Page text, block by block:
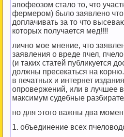
апофеозом стало то, что
фермером) было заявлено
доплачивать за то что
которых получается мед!!!!
лично мое мнение, что
заявления о вреде пчел,
(и таких статей публикуется
должны пресекаться на
в печатных и интернет
опровержений, или в лучшее
максимум судебные
но для этого важны два
1. объединение всех